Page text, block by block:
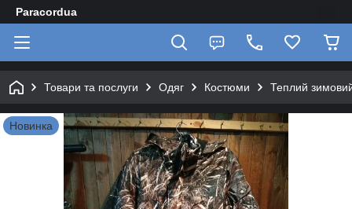
Paracordua
Товари та послуги Одяг Костюми Теплий
Новинка